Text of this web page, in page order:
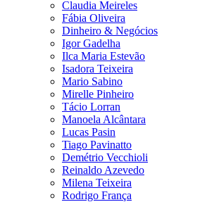
Claudia Meireles
Fábia Oliveira
Dinheiro & Negócios
Igor Gadelha
Ilca Maria Estevão
Isadora Teixeira
Mario Sabino
Mirelle Pinheiro
Tácio Lorran
Manoela Alcântara
Lucas Pasin
Tiago Pavinatto
Demétrio Vecchioli
Reinaldo Azevedo
Milena Teixeira
Rodrigo França